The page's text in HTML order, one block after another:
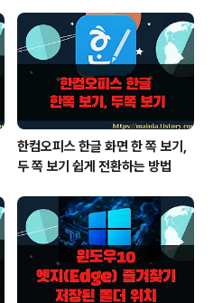
한컴오피스 한글 화면 한 쪽 보기,
두 쪽 보기 쉽게 전환하는 방법